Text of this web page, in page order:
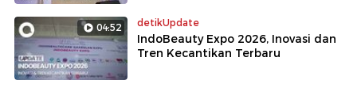
04:52 detikUpdate
IndoBeauty Expo 2026, Inovasi dan
Tren Kecantikan Terbaru